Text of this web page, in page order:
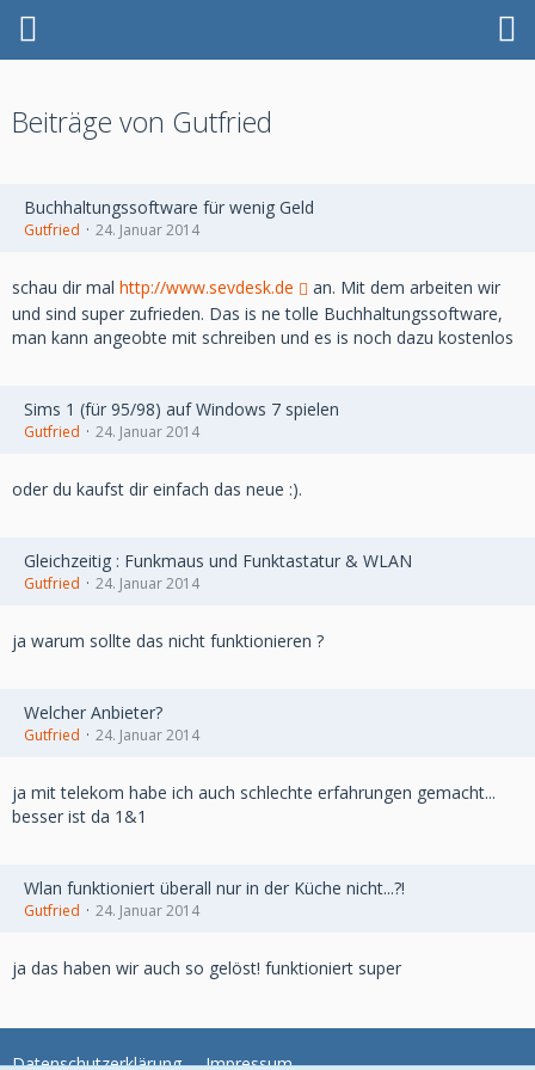
Beiträge von Gutfried
Buchhaltungssoftware für wenig Geld
Gutfried 24. Januar 2014
schau dir mal http://www.sevdesk.de
an. Mit dem arbeiten wir
und sind super zufrieden. Das is ne tolle Buchhaltungssoftware,
man kann angeobte mit schreiben und es is noch dazu kostenlos
Sims 1 (für 95/98) auf Windows 7 spielen
Gutfried 24. Januar 2014
oder du kaufst dir einfach das neue :).
Gleichzeitig : Funkmaus und Funktastatur & WLAN
Gutfried 24. Januar 2014
ja warum sollte das nicht funktionieren ?
Welcher Anbieter?
Gutfried 24. Januar 2014
ja mit telekom habe ich auch schlechte erfahrungen gemacht...
besser ist da 1&1
Wlan funktioniert überall nur in der Küche nicht...?!
Gutfried 24. Januar 2014
ja das haben wir auch so gelöst! funktioniert super
Datenschutzerklärung Impressum